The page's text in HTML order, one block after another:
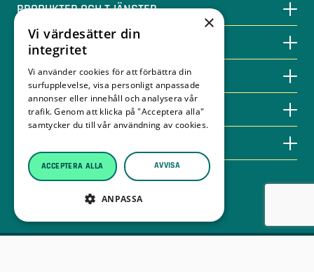
PRODUKTER OCH TJÄNSTER
SPARA MED BIOENERGI
KUNSKAPSBANKEN
KONTAKT
Leveransvillkor träpellets
Integritetspolicy
×
Vi värdesätter din
integritet
Vi använder cookies för att förbättra din
surfupplevelse, visa personligt anpassade
annonser eller innehåll och analysera vår
trafik. Genom att klicka på "Acceptera alla"
samtycker du till vår användning av cookies.
ACCEPTERA ALLA AVVISA
ANPASSA